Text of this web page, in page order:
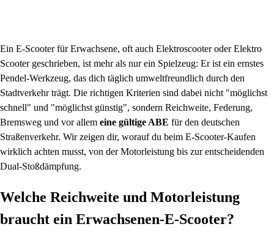
Ein E-Scooter für Erwachsene, oft auch Elektroscooter oder Elektro
Scooter geschrieben, ist mehr als nur ein Spielzeug: Er ist ein ernstes
Pendel-Werkzeug, das dich täglich umweltfreundlich durch den
Stadtverkehr trägt. Die richtigen Kriterien sind dabei nicht "möglichst
schnell" und "möglichst günstig", sondern Reichweite, Federung,
Bremsweg und vor allem eine gültige ABE für den deutschen
Straßenverkehr. Wir zeigen dir, worauf du beim E-Scooter-Kaufen
wirklich achten musst, von der Motorleistung bis zur entscheidenden
Dual-Stoßdämpfung.
Welche Reichweite und Motorleistung
braucht ein Erwachsenen-E-Scooter?